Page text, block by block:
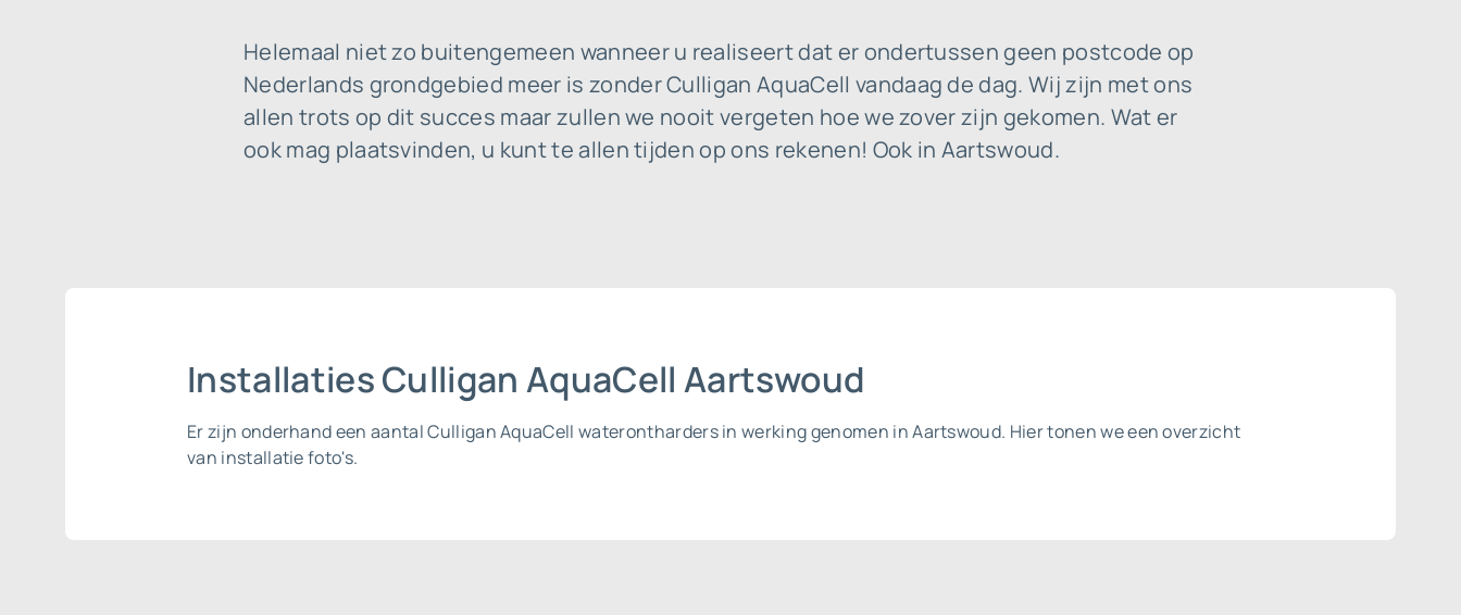
Helemaal niet zo buitengemeen wanneer u realiseert dat er ondertussen geen postcode op
Nederlands grondgebied meer is zonder Culligan AquaCell vandaag de dag. Wij zijn met ons
allen trots op dit succes maar zullen we nooit vergeten hoe we zover zijn gekomen. Wat er
ook mag plaatsvinden, u kunt te allen tijden op ons rekenen! Ook in Aartswoud.
Installaties Culligan AquaCell Aartswoud
Er zijn onderhand een aantal Culligan AquaCell waterontharders in werking genomen in Aartswoud. Hier tonen we een overzicht
van installatie foto's.